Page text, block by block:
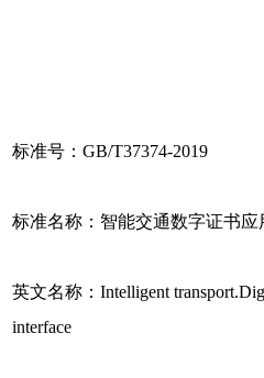
标准号：GB/T37374-2019
标准名称：智能交通数字证书应
英文名称：Intelligent
interface